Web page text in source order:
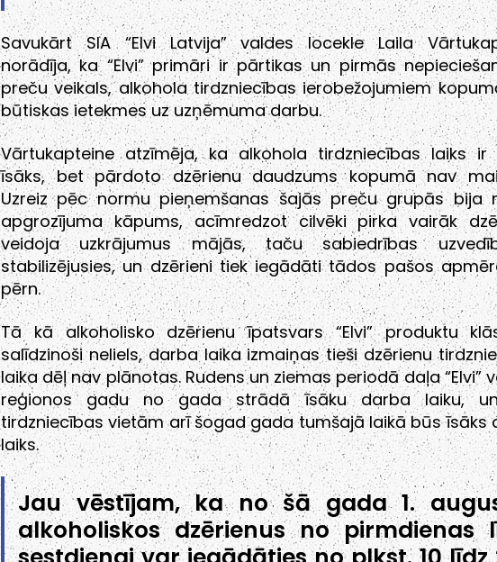
Savukārt SIA “Elvi Latvija” valdes locekle Laila
norādīja, ka “Elvi” primāri ir pārtikas un pirmās
preču veikals, alkohola tirdzniecības ierobežojumiem
būtiskas ietekmes uz uzņēmuma darbu.
Vārtukapteine atzīmēja, ka alkohola tirdzniecības laiks ir
īsāks, bet pārdoto dzērienu daudzums kopumā nav
Uzreiz pēc normu pieņemšanas šajās preču grupās bija
apgrozījuma kāpums, acīmredzot cilvēki pirka vairāk
veidoja uzkrājumus mājās, taču sabiedrības
stabilizējusies, un dzērieni tiek iegādāti tādos pašos
pērn.
Tā kā alkoholisko dzērienu īpatsvars “Elvi” produktu
salīdzinoši neliels, darba laika izmaiņas tieši dzērienu
laika dēļ nav plānotas. Rudens un ziemas periodā daļa “Elvi”
reģionos gadu no gada strādā īsāku darba laiku,
tirdzniecības vietām arī šogad gada tumšajā laikā būs īsāks
laiks.
Jau vēstījam, ka no šā gada 1.
alkoholiskos dzērienus no pirmdienas